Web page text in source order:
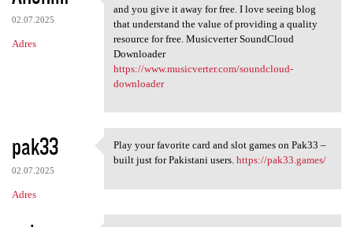
02.07.2025
Adres
This is such a great resource
and you give it away for free. I love seeing blog
that understand the value of providing a quality
resource for free. Musicverter SoundCloud
Downloader
https://www.musicverter.com/soundcloud-
downloader
pak33
02.07.2025
Adres
Play your favorite card and
Play your favorite card and slot games on Pak33 –
built just for Pakistani users. https://pak33.games/